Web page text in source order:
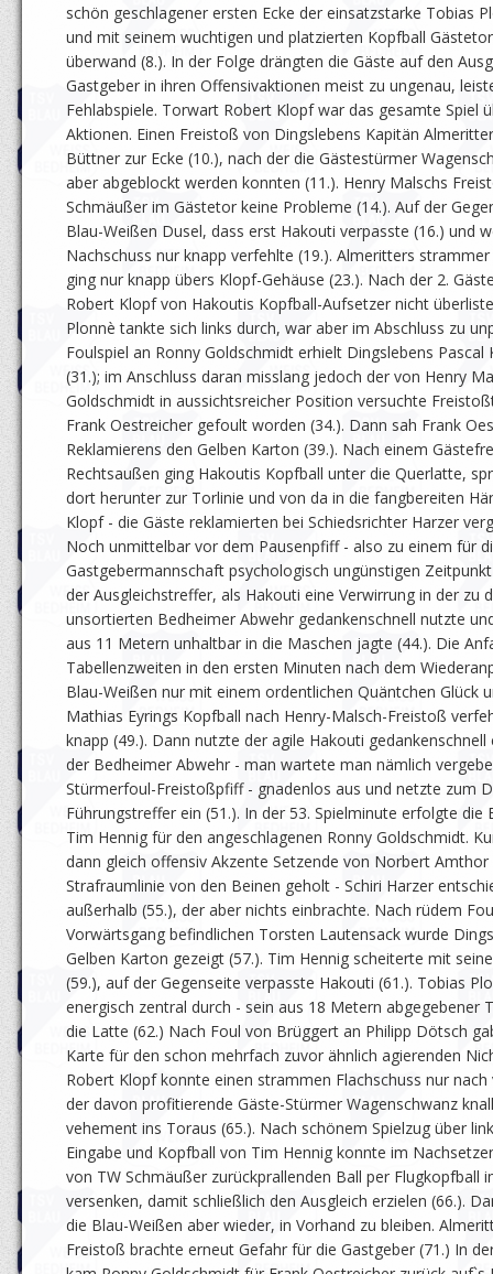
schön geschlagener ersten Ecke der einsatzstarke Tobias
und mit seinem wuchtigen und platzierten Kopfball
überwand (8.). In der Folge drängten die Gäste auf den
Gastgeber in ihren Offensivaktionen meist zu ungenau,
Fehlabspiele. Torwart Robert Klopf war das gesamte Spiel
Aktionen. Einen Freistoß von Dingslebens Kapitän
Büttner zur Ecke (10.), nach der die Gästestürmer
aber abgeblockt werden konnten (11.). Henry Malschs
Schmäußer im Gästetor keine Probleme (14.). Auf der
Blau-Weißen Dusel, dass erst Hakouti verpasste (16.) und
Nachschuss nur knapp verfehlte (19.). Almeritters
ging nur knapp übers Klopf-Gehäuse (23.). Nach der 2.
Robert Klopf von Hakoutis Kopfball-Aufsetzer nicht
Plonnè tankte sich links durch, war aber im Abschluss zu
Foulspiel an Ronny Goldschmidt erhielt Dingslebens Pascal
(31.); im Anschluss daran misslang jedoch der von Henry
Goldschmidt in aussichtsreicher Position versuchte
Frank Oestreicher gefoult worden (34.). Dann sah Frank
Reklamierens den Gelben Karton (39.). Nach einem
Rechtsaußen ging Hakoutis Kopfball unter die Querlatte,
dort herunter zur Torlinie und von da in die fangbereiten
Klopf - die Gäste reklamierten bei Schiedsrichter Harzer
Noch unmittelbar vor dem Pausenpfiff - also zu einem für
Gastgebermannschaft psychologisch ungünstigen
der Ausgleichstreffer, als Hakouti eine Verwirrung in der zu
unsortierten Bedheimer Abwehr gedankenschnell nutzte
aus 11 Metern unhaltbar in die Maschen jagte (44.). Die
Tabellenzweiten in den ersten Minuten nach dem
Blau-Weißen nur mit einem ordentlichen Quäntchen Glück
Mathias Eyrings Kopfball nach Henry-Malsch-Freistoß
knapp (49.). Dann nutzte der agile Hakouti gedankenschnell
der Bedheimer Abwehr - man wartete man nämlich
Stürmerfoul-Freistoßpfiff - gnadenlos aus und netzte zum
Führungstreffer ein (51.). In der 53. Spielminute erfolgte die
Tim Hennig für den angeschlagenen Ronny Goldschmidt.
dann gleich offensiv Akzente Setzende von Norbert
Strafraumlinie von den Beinen geholt - Schiri Harzer
außerhalb (55.), der aber nichts einbrachte. Nach rüdem
Vorwärtsgang befindlichen Torsten Lautensack wurde
Gelben Karton gezeigt (57.). Tim Hennig scheiterte mit
(59.), auf der Gegenseite verpasste Hakouti (61.). Tobias
energisch zentral durch - sein aus 18 Metern abgegebener
die Latte (62.) Nach Foul von Brüggert an Philipp Dötsch
Karte für den schon mehrfach zuvor ähnlich agierenden
Robert Klopf konnte einen strammen Flachschuss nur
der davon profitierende Gäste-Stürmer Wagenschwanz
vehement ins Toraus (65.). Nach schönem Spielzug über
Eingabe und Kopfball von Tim Hennig konnte im
von TW Schmäußer zurückprallenden Ball per Flugkopfball
versenken, damit schließlich den Ausgleich erzielen (66.).
die Blau-Weißen aber wieder, in Vorhand zu bleiben.
Freistoß brachte erneut Gefahr für die Gastgeber (71.) In